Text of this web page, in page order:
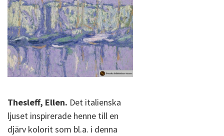
Thesleff, Ellen. Det italienska
ljuset inspirerade henne till en
djärv kolorit som bl.a. i denna